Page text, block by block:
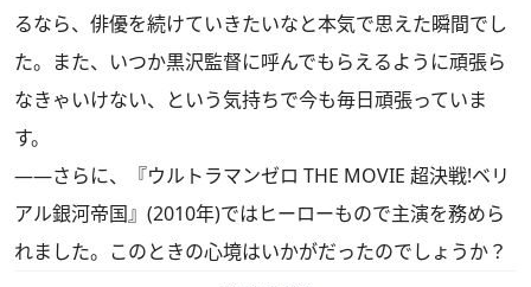
るなら、俳優を続けていきたいなと本気で思えた瞬間でし
た。また、いつか黒沢監督に呼んでもらえるように頑張ら
なきゃいけない、という気持ちで今も毎日頑張っていま
す。
――さらに、『ウルトラマンゼロ THE MOVIE 超決戦!ベリ
アル銀河帝国』(2010年)ではヒーローもので主演を務めら
れました。このときの心境はいかがだったのでしょうか？